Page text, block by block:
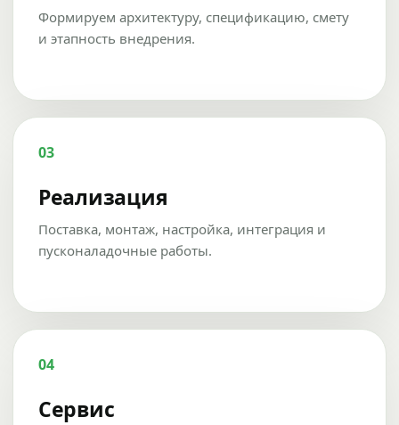
Формируем архитектуру, спецификацию, смету
и этапность внедрения.
03
Реализация
Поставка, монтаж, настройка, интеграция и
пусконаладочные работы.
04
Сервис